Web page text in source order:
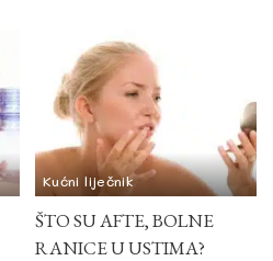
Kućni liječnik
ŠTO SU AFTE, BOLNE
RANICE U USTIMA?